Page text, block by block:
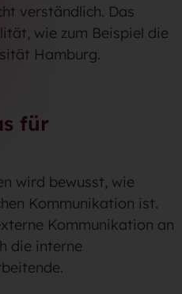
verständlich. Das
wie zum Beispiel die
Hamburg.
für
wird bewusst, wie
Kommunikation ist.
Kommunikation an
die interne